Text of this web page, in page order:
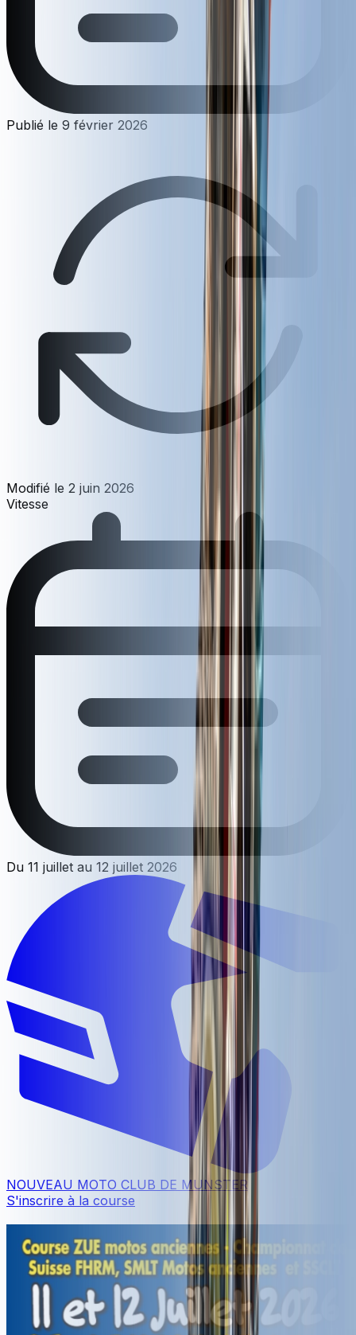
Publié le 9 février 2026
Modifié le 2 juin 2026
Vitesse
Du 11 juillet au 12 juillet 2026
NOUVEAU MOTO CLUB DE MUNSTER
S'inscrire à la course